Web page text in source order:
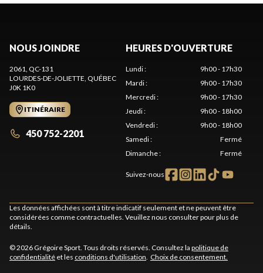
NOUS JOINDRE
2061, QC-131
LOURDES-DE-JOLIETTE , QUÉBEC
J0K 1K0
ITINÉRAIRE
450 752-2201
HEURES D'OUVERTURE
Lundi:
9h00 - 17h30
Mardi:
9h00 - 17h30
Mercredi:
9h00 - 17h30
Jeudi:
9h00 - 18h00
Vendredi:
9h00 - 18h00
Samedi:
Fermé
Dimanche: Fermé
Suivez-nous
Les données affichées sont à titre indicatif seulement et ne peuvent être
considérées comme contractuelles. Veuillez nous consulter pour plus de
détails.
© 2026 Grégoire Sport. Tous droits réservés. Consultez la politique de
confidentialité et les conditions d'utilisation Choix de consentement.